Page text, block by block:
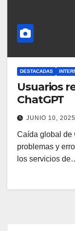
DESTACADAS
Usuarios
ChatGPT
JUNIO 10, 2025
Caída global de
problemas y
los servicios